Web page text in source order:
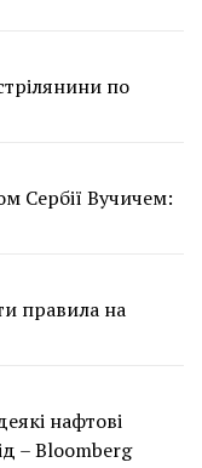
по
Сербії Вучичем:
правила на
нафтові
– Bloomberg